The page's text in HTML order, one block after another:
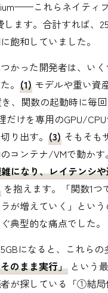
これらネイティ
します。合計すれば、
飽和していました。
かった開発者は、い
。 (1) モデルや重い資
、関数の起動時に毎
だけを専用のGPU/
り出す。 (3) そもそも
コンテナ/VMで動か
になり、レイテンシ
を抱えます。「関数1つ
が増えていく」とい
典型的な痛点でした。
になると、これらの
のまま実行」 という
が探している「①結